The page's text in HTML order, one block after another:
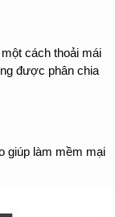
cách thoải mái
được phân chia
giúp làm mềm mại